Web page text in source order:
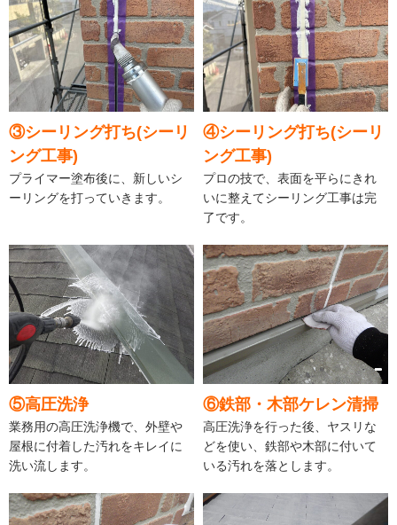
③シーリング打ち(シーリ
ング工事)
プライマー塗布後に、新しいシ
ーリングを打っていきます。
④シーリング打ち(シーリ
ング工事)
プロの技で、表面を平らにきれ
いに整えてシーリング工事は完
了です。
⑤高圧洗浄
業務用の高圧洗浄機で、外壁や
屋根に付着した汚れをキレイに
洗い流します。
⑥鉄部・木部ケレン清掃
高圧洗浄を行った後、ヤスリな
どを使い、鉄部や木部に付いて
いる汚れを落とします。